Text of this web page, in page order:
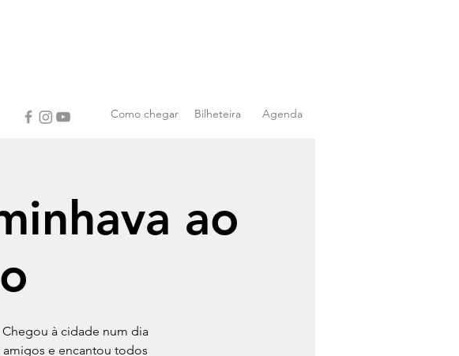
Como chegar Bilheteira Agenda
ao
à cidade num dia
amigos e encantou todos